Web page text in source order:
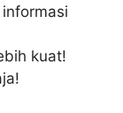
kuat!